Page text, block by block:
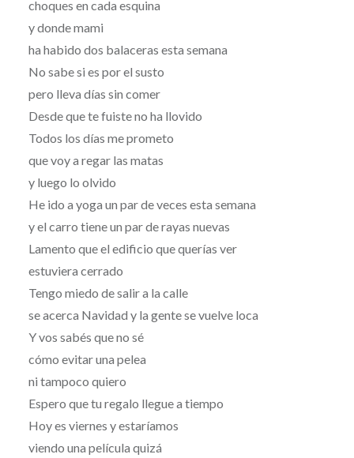
choques en cada esquina
y donde mami
ha habido dos balaceras esta semana
No sabe si es por el susto
pero lleva días sin comer
Desde que te fuiste no ha llovido
Todos los días me prometo
que voy a regar las matas
y luego lo olvido
He ido a yoga un par de veces esta semana
y el carro tiene un par de rayas nuevas
Lamento que el edificio que querías ver
estuviera cerrado
Tengo miedo de salir a la calle
se acerca Navidad y la gente se vuelve loca
Y vos sabés que no sé
cómo evitar una pelea
ni tampoco quiero
Espero que tu regalo llegue a tiempo
Hoy es viernes y estaríamos
viendo una película quizá